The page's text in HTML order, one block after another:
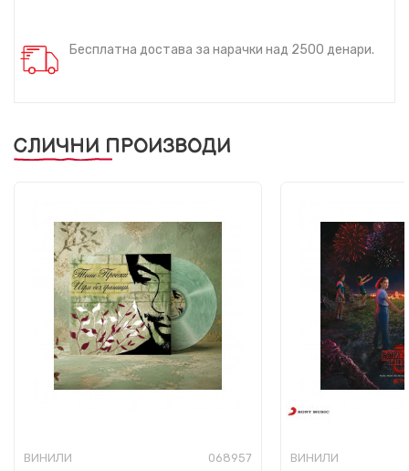
Бесплатна достава за нарачки над 2500 денари.
СЛИЧНИ ПРОИЗВОДИ
ВИНИЛИ 068957 ВИНИЛИ